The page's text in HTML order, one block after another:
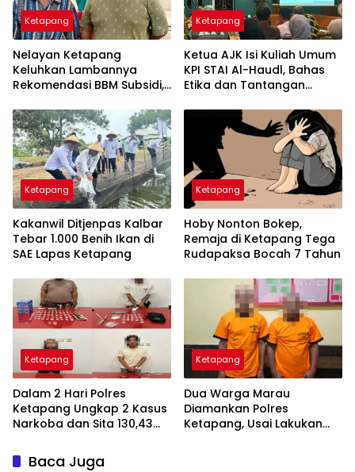
Ketapang
Nelayan Ketapang
Keluhkan Lambannya
Rekomendasi BBM Subsidi,
Terganggu
Ketapang
Ketua AJK Isi Kuliah Umum
KPI STAI Al-Haudl, Bahas
Etika dan Tantangan
Ketapang
Kakanwil Ditjenpas Kalbar
Tebar 1.000 Benih Ikan di
SAE Lapas Ketapang
Ketapang
Hoby Nonton Bokep,
Remaja di Ketapang Tega
Rudapaksa Bocah 7 Tahun
Ketapang
Dalam 2 Hari Polres
Ketapang Ungkap 2 Kasus
Narkoba dan Sita 130,43
Ketapang
Dua Warga Marau
Diamankan Polres
Ketapang, Usai Lakukan
Baca Juga